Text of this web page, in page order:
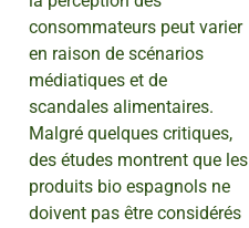
consommateurs peut varier
en raison de scénarios
médiatiques et de
scandales alimentaires.
Malgré quelques critiques,
des études montrent que les
produits bio espagnols ne
doivent pas être considérés